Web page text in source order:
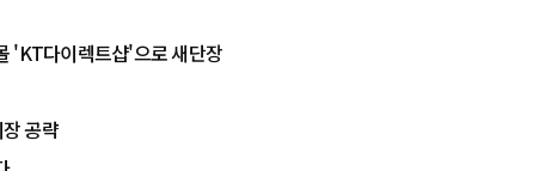
'KT다이렉트샵'으로 새단장
공략